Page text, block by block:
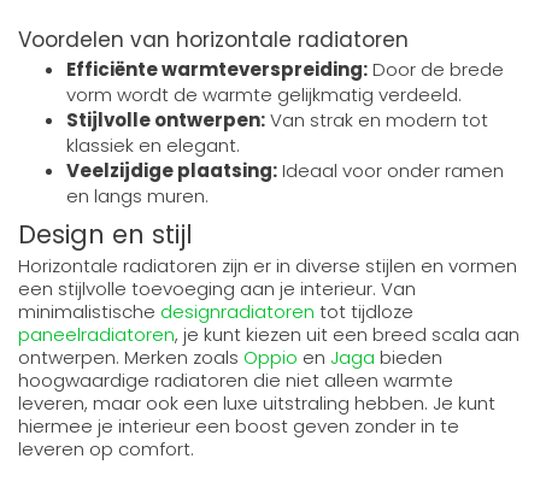
Voordelen van horizontale radiatoren
Efficiënte warmteverspreiding:Door de brede
vorm wordt de warmte gelijkmatig verdeeld.
Stijlvolle ontwerpen:Van strak en modern tot
klassiek en elegant.
Veelzijdige plaatsing:Ideaal voor onder ramen
en langs muren.
Design en stijl
Horizontale radiatoren zijn er in diverse stijlen en vormen
een stijlvolle toevoeging aan je interieur. Van
minimalistische designradiatoren tot tijdloze
paneelradiatoren, je kunt kiezen uit een breed scala aan
ontwerpen. Merken zoals Oppio en Jaga bieden
hoogwaardige radiatoren die niet alleen warmte
leveren, maar ook een luxe uitstraling hebben. Je kunt
hiermee je interieur een boost geven zonder in te
leveren op comfort.